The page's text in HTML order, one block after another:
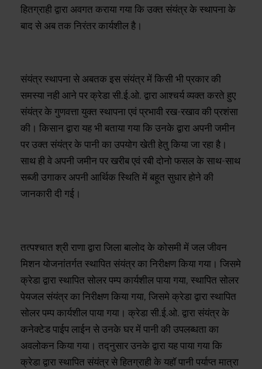
हितग्राही द्वारा अवगत कराया गया कि उक्त संयंत्र के स्थापना के
बाद से अब तक निरंतर कार्यशील है।
संयंत्र स्थापना से अबतक इस संयंत्र में किसी भी प्रकार की
समस्या नही आने पर क्रेडा सी.ई.ओ. द्वारा आश्चर्य व्यक्त करते हुए
संयंत्र के गुणवत्ता युक्त स्थापना एवं प्रभावी रख-रखाव की प्रशंसा
की। किसान द्वारा यह भी बताया गया कि उनके द्वारा अपनी जमीन
पर उक्त संयंत्र के पानी का उपयोग खेती हेतु किया जा रहा है।
साथ ही वे अपनी जमीन पर खरीब एवं रबी दोनो फसल के साथ-साथ
सब्जी उगाकर अपनी आर्थिक स्थिति में बहूत सुधार होने की
जानकारी दी गई।
तत्पश्चात श्री राणा द्वारा जिला बालोद के कोसमी में जल जीवन
मिशन योजनांतर्गत स्थापित संयंत्र का निरीक्षण किया गया। जिसमे
क्रेडा द्वारा स्थापित सोलर पम्प कार्यशील पाया गया, स्थापित सोलर
पेयजल संयंत्र का निरीक्षण किया गया, जिसमे क्रेडा द्वारा स्थापित
सोलर पम्प कार्यशील पाया गया। क्रेडा सी.ई.ओ. द्वारा संयंत्र के
कनेक्टेड पाईप लाईन से उनके घर में पानी की उपलब्धता का
अवलोकन किया गया। तद्नुसार उनके द्वारा यह पाया गया कि
क्रेडा द्वारा स्थापित संयंत्र से हितग्राही के यहॉ पानी पर्याप्त मात्रा